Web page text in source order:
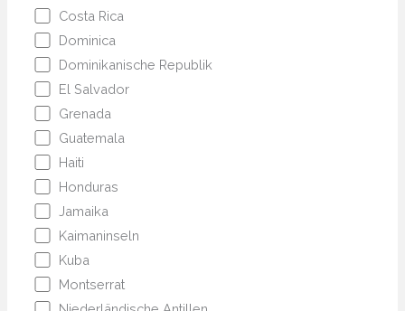
Costa Rica
Dominica
Dominikanische Republik
El Salvador
Grenada
Guatemala
Haiti
Honduras
Jamaika
Kaimaninseln
Kuba
Montserrat